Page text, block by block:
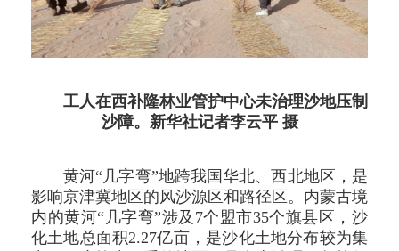
工人在西补隆林业管护中心未治理沙地压制
沙障。新华社记者李云平 摄
黄河“几字弯”地跨我国华北、西北地区，是
影响京津冀地区的风沙源区和路径区。内蒙古境
内的黄河“几字弯”涉及7个盟市35个旗县区，沙
化土地总面积2.27亿亩，是沙化土地分布较为集